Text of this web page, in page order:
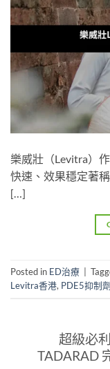
樂威壯（Levitra）
快速、效果穩定著
[…]
Posted in ED治療
Levitra香港, PDE5抑制劑
超級必
TADARAD